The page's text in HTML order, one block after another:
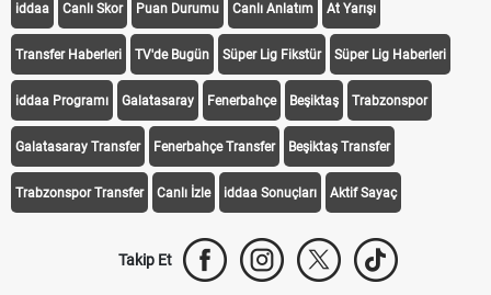
iddaa Canlı Skor Puan Durumu Canlı Anlatım At Yarışı
Transfer Haberleri TV'de Bugün Süper Lig Fikstür Süper Lig Haberleri
iddaa Programı Galatasaray Fenerbahçe Beşiktaş Trabzonspor
Galatasaray Transfer Fenerbahçe Transfer Beşiktaş Transfer
Trabzonspor Transfer Canlı İzle iddaa Sonuçları Aktif Sayaç
Takip Et